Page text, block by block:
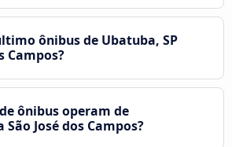
ônibus de Ubatuba, SP
Campos?
ônibus operam de
José dos Campos?